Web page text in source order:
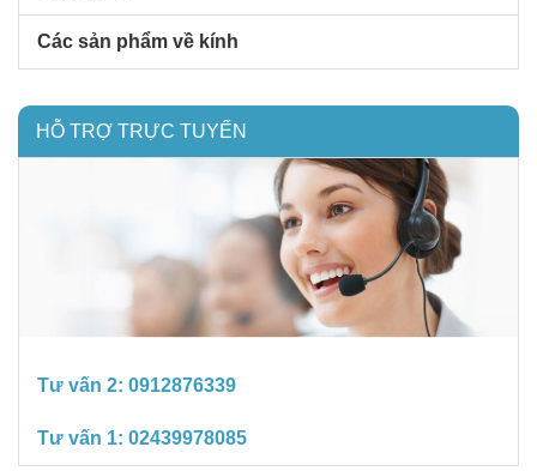
Các sản phẩm về kính
HỖ TRỢ TRỰC TUYẾN
Tư vấn 2: 0912876339
Tư vấn 1: 02439978085